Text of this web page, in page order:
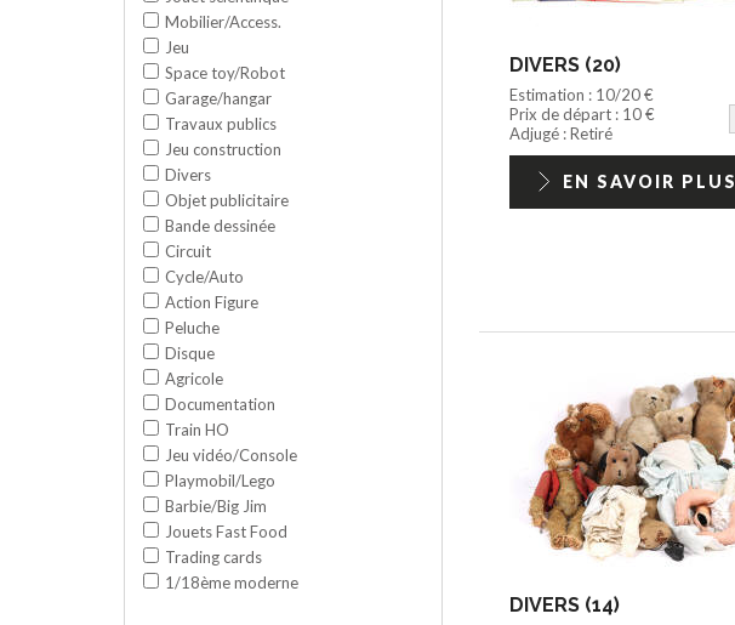
Mobilier/Access.
Jeu
Space toy/Robot
Garage/hangar
Travaux publics
Jeu construction
Divers
Objet publicitaire
Bande dessinée
Circuit
Cycle/Auto
Action Figure
Peluche
Disque
Agricole
Documentation
Train HO
Jeu vidéo/Console
Playmobil/Lego
Barbie/Big Jim
Jouets Fast Food
Trading cards
1/18ème moderne
DIVERS (20)
Estimation : 10/20 €
Prix de départ : 10 €
Adjugé : Retiré
EN SAVOIR PLUS
DIVERS (14)